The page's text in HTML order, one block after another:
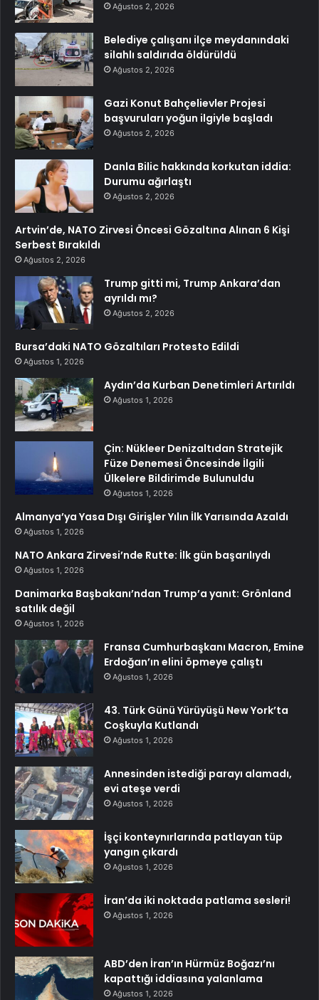
Ağustos 2, 2026
Belediye çalışanı ilçe meydanındaki
silahlı saldırıda öldürüldü
Ağustos 2, 2026
Gazi Konut Bahçelievler Projesi
başvuruları yoğun ilgiyle başladı
Ağustos 2, 2026
Danla Bilic hakkında korkutan iddia:
Durumu ağırlaştı
Ağustos 2, 2026
Artvin’de, NATO Zirvesi Öncesi Gözaltına Alınan 6 Kişi
Serbest Bırakıldı
Ağustos 2, 2026
Trump gitti mi, Trump Ankara’dan
ayrıldı mı?
Ağustos 2, 2026
Bursa’daki NATO Gözaltıları Protesto Edildi
Ağustos 1, 2026
Aydın’da Kurban Denetimleri Artırıldı
Ağustos 1, 2026
Çin: Nükleer Denizaltıdan Stratejik
Füze Denemesi Öncesinde İlgili
Ülkelere Bildirimde Bulunuldu
Ağustos 1, 2026
Almanya’ya Yasa Dışı Girişler Yılın İlk Yarısında Azaldı
Ağustos 1, 2026
NATO Ankara Zirvesi’nde Rutte: İlk gün başarılıydı
Ağustos 1, 2026
Danimarka Başbakanı’ndan Trump’a yanıt: Grönland
satılık değil
Ağustos 1, 2026
Fransa Cumhurbaşkanı Macron, Emine
Erdoğan’ın elini öpmeye çalıştı
Ağustos 1, 2026
43. Türk Günü Yürüyüşü New York’ta
Coşkuyla Kutlandı
Ağustos 1, 2026
Annesinden istediği parayı alamadı,
evi ateşe verdi
Ağustos 1, 2026
İşçi konteynırlarında patlayan tüp
yangın çıkardı
Ağustos 1, 2026
İran’da iki noktada patlama sesleri!
Ağustos 1, 2026
ABD’den İran’ın Hürmüz Boğazı’nı
kapattığı iddiasına yalanlama
Ağustos 1, 2026